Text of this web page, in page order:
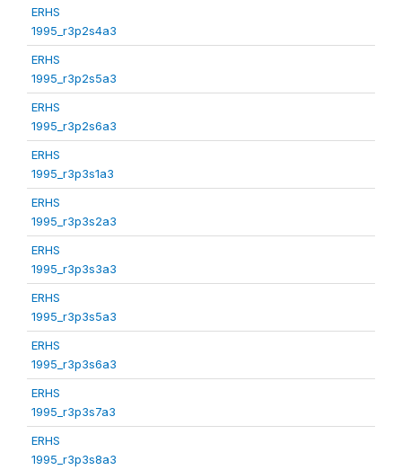
ERHS
1995_r3p2s4a3
ERHS
1995_r3p2s5a3
ERHS
1995_r3p2s6a3
ERHS
1995_r3p3s1a3
ERHS
1995_r3p3s2a3
ERHS
1995_r3p3s3a3
ERHS
1995_r3p3s5a3
ERHS
1995_r3p3s6a3
ERHS
1995_r3p3s7a3
ERHS
1995_r3p3s8a3